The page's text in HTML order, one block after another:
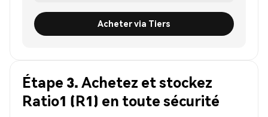
Acheter via Tiers
Étape 3. Achetez et stockez
Ratio1 (R1) en toute sécurité